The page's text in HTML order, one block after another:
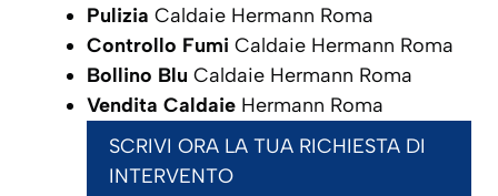
Pulizia Caldaie Hermann Roma
Controllo Fumi Caldaie Hermann Roma
Bollino Blu Caldaie Hermann Roma
Vendita Caldaie Hermann Roma
SCRIVI ORA LA TUA RICHIESTA DI
INTERVENTO